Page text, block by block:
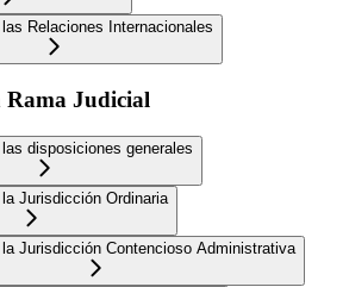
Relaciones Internacionales
Judicial
disposiciones generales
Jurisdicción Ordinaria
Jurisdicción Contencioso Administrativa